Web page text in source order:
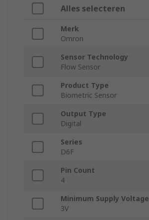
Alles selecteren
Merk
Omron
Sensor Technology
Flow Sensor
Product Type
Biometric Sensor
Output Type
Digital
Series
D6F
Pin Count
4
Minimum Supply Voltage
3V